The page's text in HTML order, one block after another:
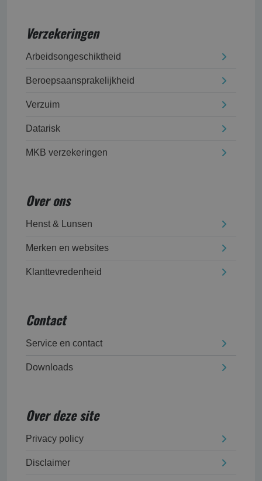
Verzekeringen
Arbeidsongeschikt­heid
Beroepsaansprakelijk­heid
Verzuim
Datarisk
MKB verzekeringen
Over ons
Henst & Lunsen
Merken en websites
Klanttevredenheid
Contact
Service en contact
Downloads
Over deze site
Privacy policy
Disclaimer